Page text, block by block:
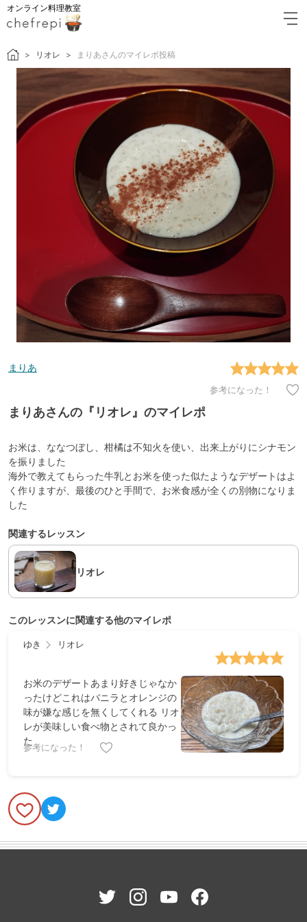
オンライン料理教室
リオレ まりあさんのマイレポ投稿
まりあ
参考になった！
まりあさんの『リオレ』のマイレポ
お米は、ななつぼし、柑橘は不知火を使い、出来上がりにシナモン
を振りました
海外で教えてもらった牛乳とお米を使った似たようなデザートはよ
く作りますが、最後のひと手間で、お米食感が全くの別物になりま
した
関連するレッスン
リオレ
このレッスンに関連する他のマイレポ
ゆき リオレ
お米のデザートあまり好きじゃなか
ったけどこれはバニラとオレンジの
味が嫌な感じを無くしてくれる リオ
レが美味しい食べ物とされて良かっ
た
参考になった！